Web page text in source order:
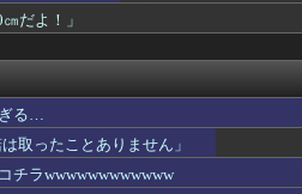
ルト系で
ｗｗｗ(※画像あり)
ど
・・
トしはじめる・・・
一位に
らいは欲しいわね」
だよ！」
ぎる…
取ったことありません」
チラwwwwwwwwwwww